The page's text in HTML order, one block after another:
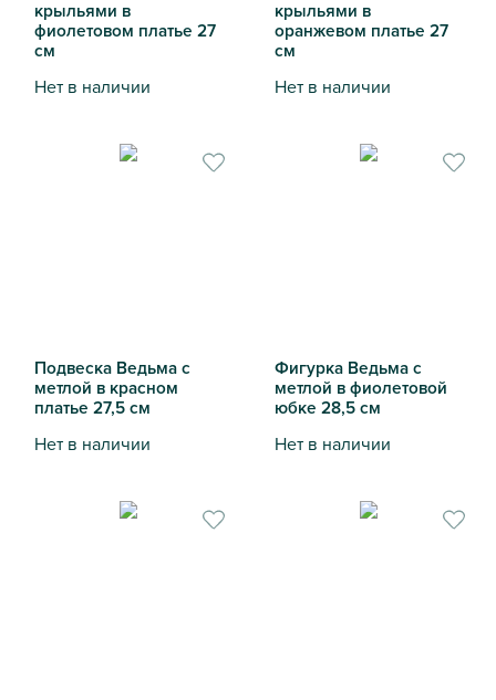
крыльями в
фиолетовом платье 27
см
Нет в наличии
крыльями в
оранжевом платье 27
см
Нет в наличии
Подвеска Ведьма с
метлой в красном
платье 27,5 см
Нет в наличии
Фигурка Ведьма с
метлой в фиолетовой
юбке 28,5 см
Нет в наличии